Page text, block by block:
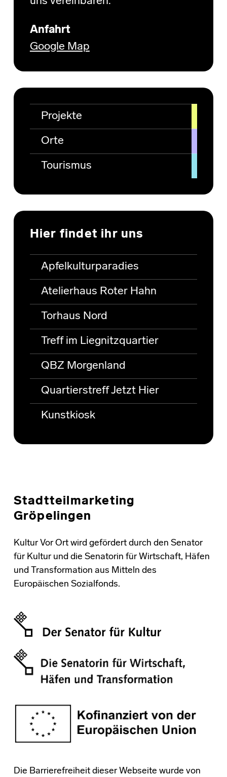
Anfahrt
Google Map
Projekte
Orte
Tourismus
Hier findet ihr uns
Apfelkulturparadies
Atelierhaus Roter Hahn
Torhaus Nord
Treff im Liegnitzquartier
QBZ Morgenland
Quartierstreff Jetzt Hier
Kunstkiosk
Stadtteilmarketing
Gröpelingen
Kultur Vor Ort wird gefördert durch den Senator
für Kultur und die Senatorin für Wirtschaft, Häfen
und Transformation aus Mitteln des
Europäischen Sozialfonds.
Die Barrierefreiheit dieser Webseite wurde von